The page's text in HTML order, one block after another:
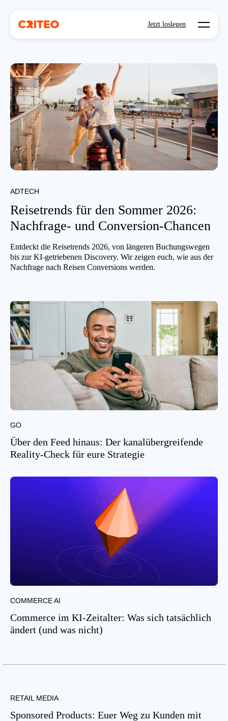
Jetzt loslegen Open
ADTECH
Reisetrends für den Sommer 2026:
Nachfrage- und Conversion-Chancen
Entdeckt die Reisetrends 2026, von längeren Buchungswegen
bis zur KI-getriebenen Discovery. Wir zeigen euch, wie aus der
Nachfrage nach Reisen Conversions werden.
GO
Über den Feed hinaus: Der kanalübergreifende
Reality-Check für eure Strategie
COMMERCE AI
Commerce im KI-Zeitalter: Was sich tatsächlich
ändert (und was nicht)
RETAIL MEDIA
Sponsored Products: Euer Weg zu Kunden mit